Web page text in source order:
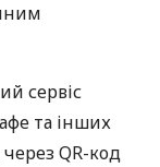
сервіс
та інших
QR-код